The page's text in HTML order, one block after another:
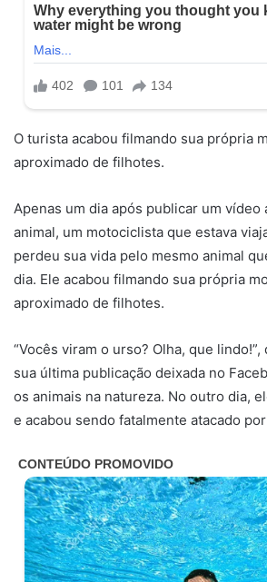
O turista acabou filmando sua própria
aproximado de filhotes.
Apenas um dia após publicar um vídeo
animal, um motociclista que estava
perdeu sua vida pelo mesmo animal
dia. Ele acabou filmando sua própria
aproximado de filhotes.
“Vocês viram o urso? Olha, que
sua última publicação deixada no
os animais na natureza. No outro dia,
e acabou sendo fatalmente atacado